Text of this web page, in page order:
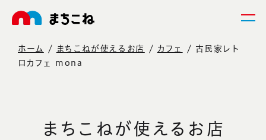
ホーム まちこねが使えるお店 カフェ
古民家レト
ロカフェ mona
まちこねが使えるお店